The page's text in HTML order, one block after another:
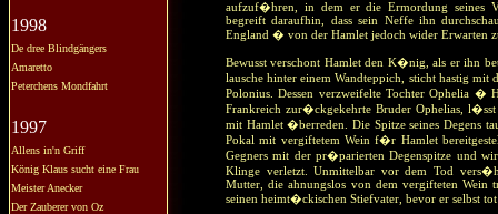
1998
De dree Blindgängers
Amaretto
Peterchens Mondfahrt
1997
Allens in'n Griff
König Klaus sucht eine Frau
Meister Anecker
Der Zauberer von Oz
aufzuf�hren, in dem er die Ermordung seines
begreift daraufhin, dass sein Neffe ihn
England � von der Hamlet jedoch wider Erwarten
Bewusst verschont Hamlet den K�nig, als er ihn
lausche hinter einem Wandteppich, sticht hastig
Polonius. Dessen verzweifelte Tochter Ophelia
Frankreich zur�ckgekehrte Bruder Ophelias,
mit Hamlet �berreden. Die Spitze seines Degens
Pokal mit vergiftetem Wein f�r Hamlet
Gegners mit der pr�parierten Degenspitze und
Klinge verletzt. Unmittelbar vor dem Tod
Mutter, die ahnungslos von dem vergifteten Wein
seinen heimt�ckischen Stiefvater, bevor er selbst